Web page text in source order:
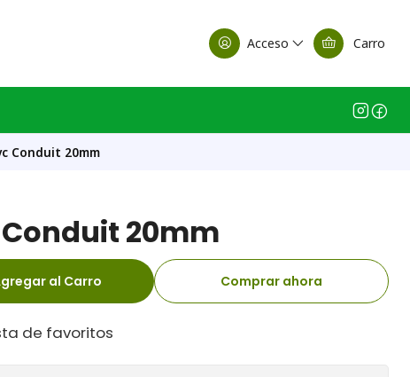
Acceso Carro
Conduit 20mm
20mm
al Carro Comprar ahora
de favoritos